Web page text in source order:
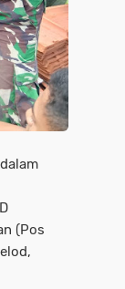
(Pos